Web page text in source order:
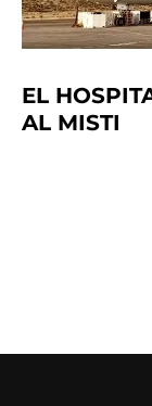
EL
AL MISTI